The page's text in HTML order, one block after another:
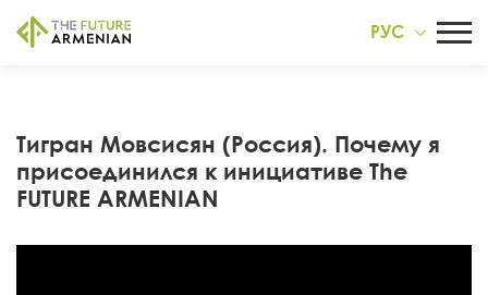
РУС
Тигран Мовсисян (Россия). Почему я
присоединился к инициативе The
FUTURE ARMENIAN